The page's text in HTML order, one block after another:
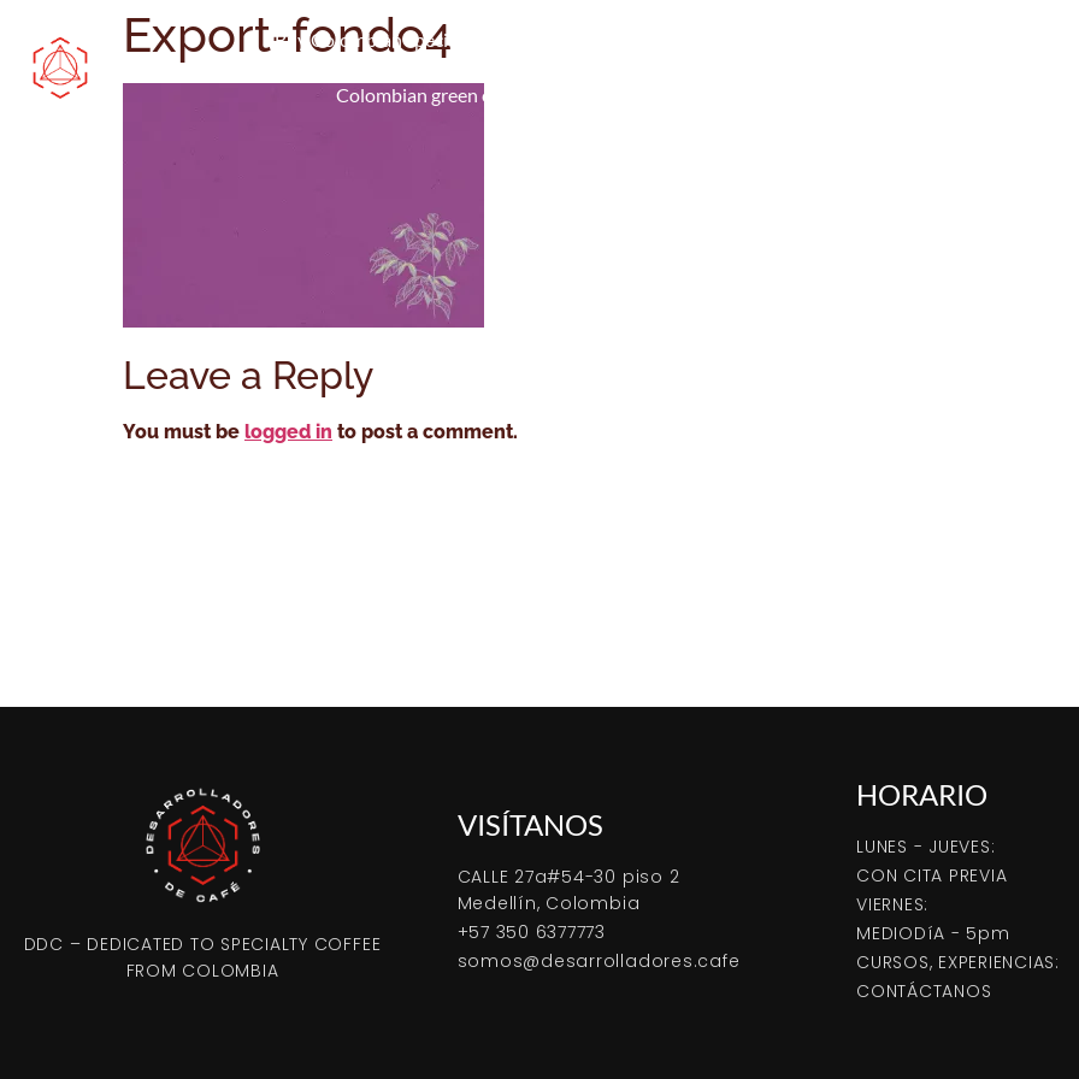
Buy Colombian specialty coffee
Colombian green coffee
Export-fondo4
Leave a Reply
You must be logged in to post a comment.
DDC – DEDICATED TO SPECIALTY COFFEE
FROM COLOMBIA
VISÍTANOS
CALLE 27a#54-30 piso 2
Medellín, Colombia
+57 350 6377773
somos@desarrolladores.cafe
HORARIO
LUNES - JUEVES:
CON CITA PREVIA
VIERNES:
MEDIODíA - 5pm
CURSOS, EXPERIENCIAS:
CONTÁCTANOS